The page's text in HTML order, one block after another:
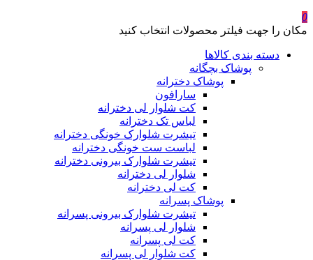
0
مکان را جهت فیلتر محصولات انتخاب کنید
دسته بندی کالاها
پوشاک بچگانه
پوشاک دخترانه
سارافون
کت شلوار لی دخترانه
لباس تک دخترانه
تیشرت شلوارک خونگی دخترانه
لباست ست خونگی دخترانه
تیشرت شلوارک بیرونی دخترانه
شلوار لی دخترانه
کت لی دخترانه
پوشاک پسرانه
تیشرت شلوارک بیرونی پسرانه
شلوار لی پسرانه
کت لی پسرانه
کت شلوار لی پسرانه